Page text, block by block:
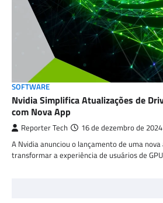
SOFTWARE
Nvidia Simplifica Atualizações de
com Nova App
Reporter Tech 16 de dezembro de 2024
A Nvidia anunciou o lançamento de uma
transformar a experiência de usuários de